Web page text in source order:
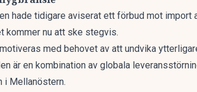
hade tidigare aviserat ett förbud mot import
kommer nu att ske stegvis.
med behovet av att undvika
är en kombination av globala
i Mellanöstern.